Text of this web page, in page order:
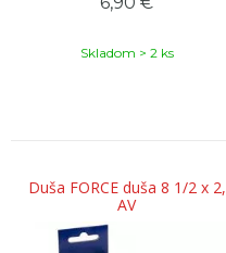
Skladom > 2 ks
Duša FORCE duša 8 1/2 x 2,
AV